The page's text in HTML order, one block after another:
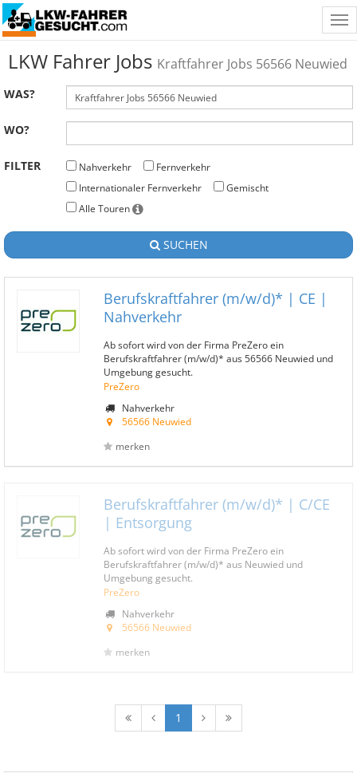
LKW Fahrer Jobs Kraftfahrer Jobs 56566 Neuwied
WAS?
WO?
FILTER Nahverkehr
Fernverkehr
Internationaler Fernverkehr
Gemischt
Alle Touren
SUCHEN
Berufskraftfahrer (m/w/d)* | CE |
Nahverkehr
Ab sofort wird von der Firma PreZero ein
Berufskraftfahrer (m/w/d)* aus 56566 Neuwied und
Umgebung gesucht.
PreZero
Nahverkehr
56566 Neuwied
merken
Berufskraftfahrer (m/w/d)* | C/CE
| Entsorgung
Ab sofort wird von der Firma PreZero ein
Berufskraftfahrer (m/w/d)* aus Neuwied und
Umgebung gesucht.
PreZero
Nahverkehr
56566 Neuwied
merken
1